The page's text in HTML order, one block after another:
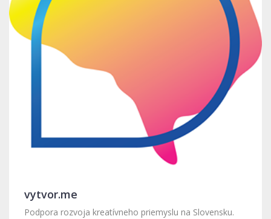
vytvor.me
Podpora rozvoja kreatívneho priemyslu na Slovensku.